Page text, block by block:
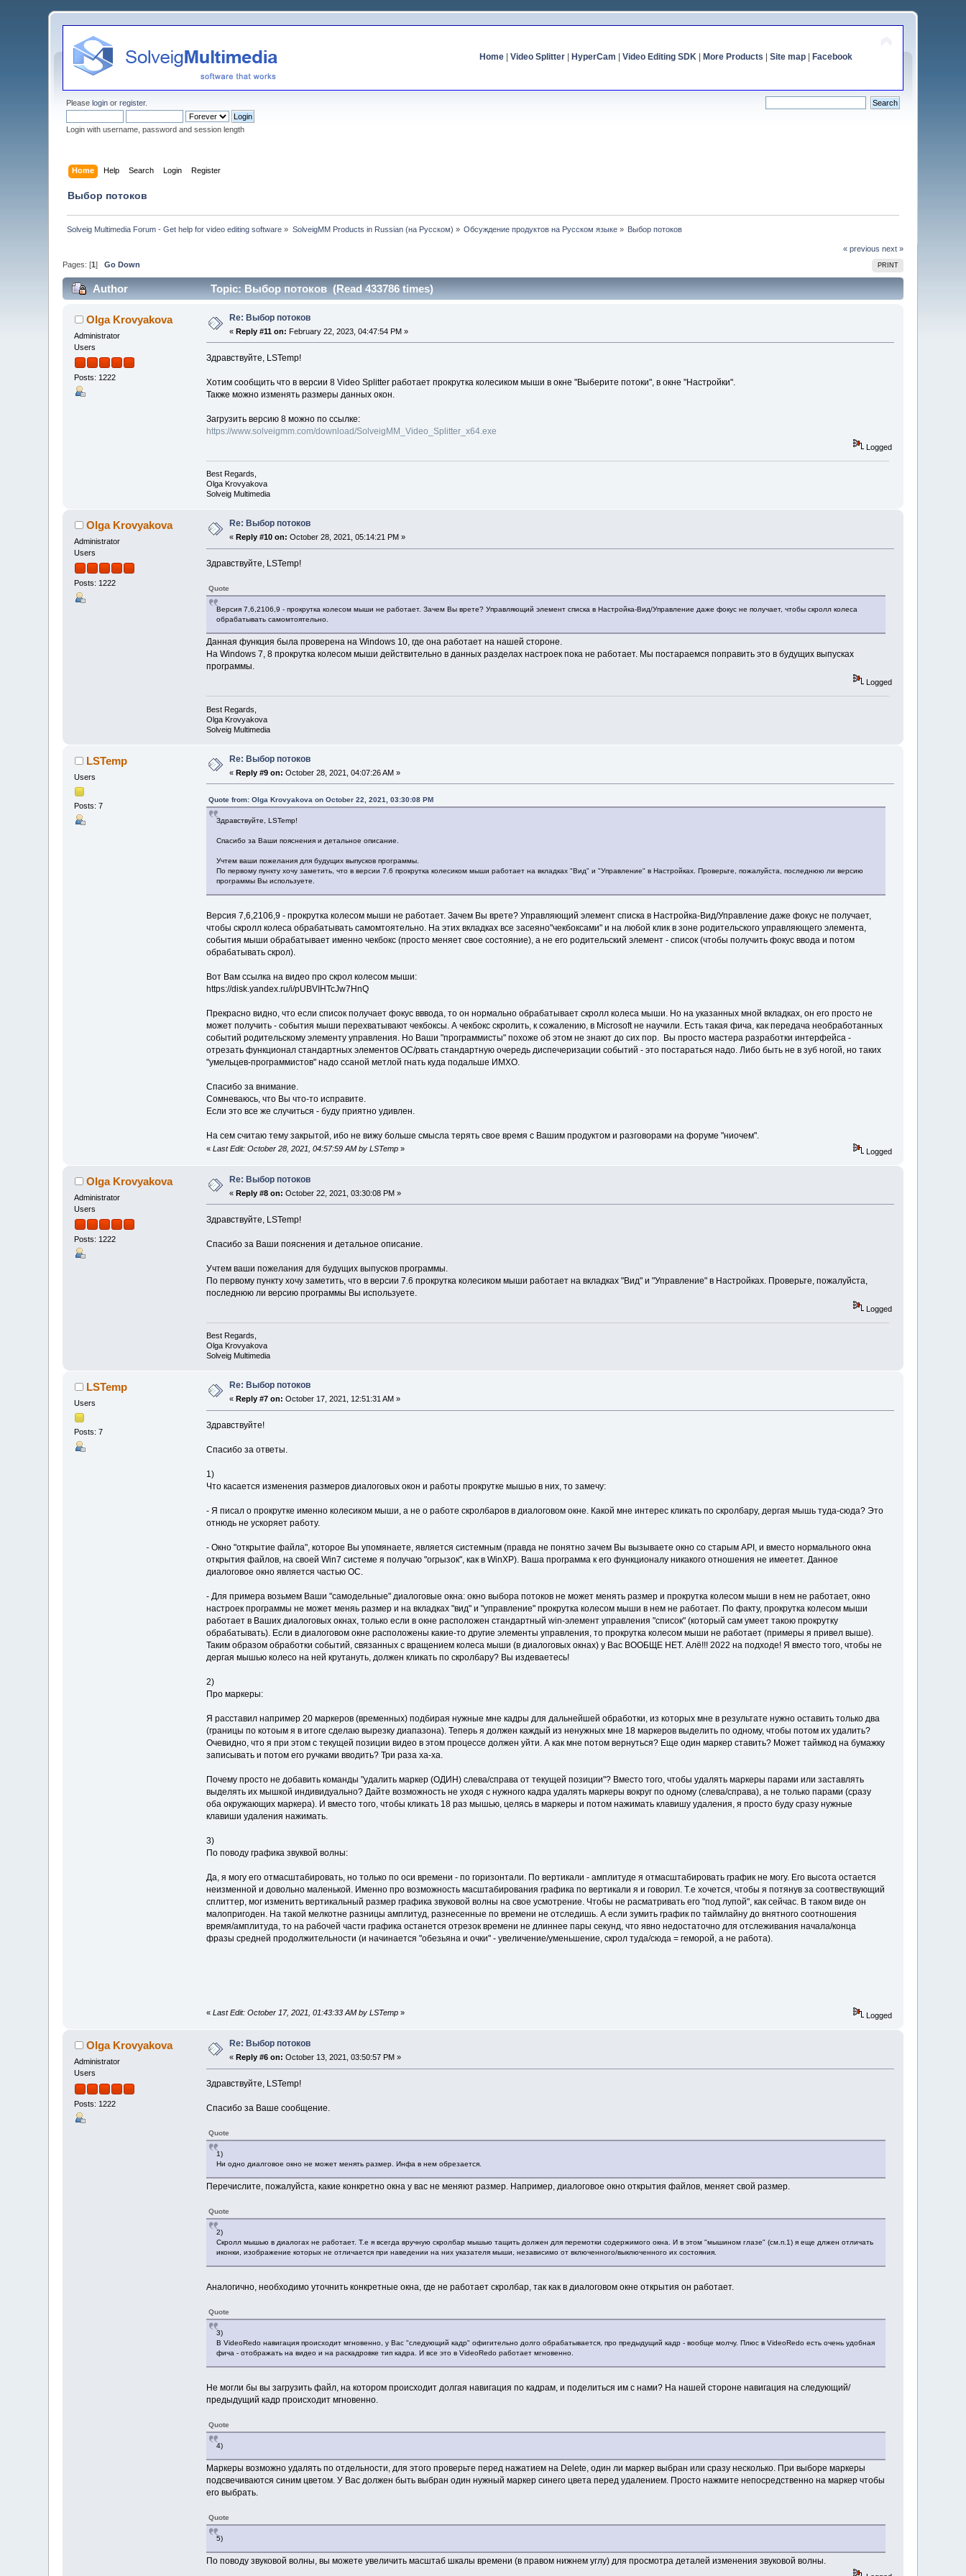
Home| Video Splitter| HyperCam Video Editing SDK| More Products Site map| Facebook
Pleaselogin orregister.
Login with username, password and session length
Home Help Search Login Register
Выбор потоков
Solveig Multimedia Forum - Get help for video editing software » SolveigMM Products in Russian (на Русском) » Обсуждение продуктов на Русском языке » Выбор потоков
« previous next »
PRINT
Pages: [1]Go Down
Author Topic: Выбор потоков (Read 433786 times)
Olga Krovyakova
Administrator
Users
Posts: 1222
Re: Выбор потоков
«Reply #11 on: February 22, 2023, 04:47:54 PM »
Здравствуйте, LSTemp!
Хотим сообщить что в версии 8 Video Splitter работает прокрутка колесиком мыши в окне "Выберите потоки", в окне "Настройки".
Также можно изменять размеры данных окон.
Загрузить версию 8 можно по ссылке:
https://www.solveigmm.com/download/SolveigMM_Video_Splitter_x64.exe
Logged
Best Regards,
Olga Krovyakova
Solveig Multimedia
Olga Krovyakova
Administrator
Users
Posts: 1222
Re: Выбор потоков
« Reply #10 on: October 28, 2021, 05:14:21 PM »
Здравствуйте, LSTemp!
Quote
Версия 7,6,2106,9 - прокрутка колесом мыши не работает. Зачем Вы врете? Управляющий элемент списка в Настройка-Вид/Управление даже фокус не получает, чтобы скролл колеса
обрабатывать самомтоятельно.
Данная функция была проверена на Windows 10, где она работает на нашей стороне.
На Windows 7, 8 прокрутка колесом мыши действительно в данных разделах настроек пока не работает. Мы постараемся поправить это в будущих выпусках
программы.
Logged
Best Regards,
Olga Krovyakova
Solveig Multimedia
LSTemp
Users
Posts: 7
Re: Выбор потоков
«Reply #9 on: October 28, 2021, 04:07:26 AM »
Quote from: Olga Krovyakova on October 22, 2021, 03:30:08 PM
Здравствуйте, LSTemp!
Спасибо за Ваши пояснения и детальное описание.
Учтем ваши пожелания для будущих выпусков программы.
По первому пункту хочу заметить, что в версии 7.6 прокрутка колесиком мыши работает на вкладках "Вид" и "Управление" в Настройках. Проверьте, пожалуйста, последнюю ли версию
программы Вы используете.
Версия 7,6,2106,9 - прокрутка колесом мыши не работает. Зачем Вы врете? Управляющий элемент списка в Настройка-Вид/Управление даже фокус не получает,
чтобы скролл колеса обрабатывать самомтоятельно. На этих вкладках все засеяно"чекбоксами" и на любой клик в зоне родительского управляющего элемента,
события мыши обрабатывает именно чекбокс (просто меняет свое состояние), а не его родительский элемент - список (чтобы получить фокус ввода и потом
обрабатывать скрол).
Вот Вам ссылка на видео про скрол колесом мыши:
https://disk.yandex.ru/i/pUBVIHTcJw7HnQ
Прекрасно видно, что если список получает фокус вввода, то он нормально обрабатывает скролл колеса мыши. Но на указанных мной вкладках, он его просто не
может получить - события мыши перехватывают чекбоксы. А чекбокс скролить, к сожалению, в Microsoft не научили. Есть такая фича, как передача необработанных
событий родительскому элементу управления. Но Ваши "программисты" похоже об этом не знают до сих пор. Вы просто мастера разработки интерфейса -
отрезать функционал стандартных элементов ОС/рвать стандартную очередь диспечеризации событий - это постараться надо. Либо быть не в зуб ногой, но таких
"умельцев-программистов" надо ссаной метлой гнать куда подальше ИМХО.
Спасибо за внимание.
Сомневаюсь, что Вы что-то исправите.
Если это все же случиться - буду приятно удивлен.
На сем считаю тему закрытой, ибо не вижу больше смысла терять свое время с Вашим продуктом и разговорами на форуме "ниочем".
« Last Edit: October 28, 2021, 04:57:59 AM by LSTemp» Logged
Olga Krovyakova
Administrator
Users
Posts: 1222
Re: Выбор потоков
«Reply #8 on: October 22, 2021, 03:30:08 PM »
Здравствуйте, LSTemp!
Спасибо за Ваши пояснения и детальное описание.
Учтем ваши пожелания для будущих выпусков программы.
По первому пункту хочу заметить, что в версии 7.6 прокрутка колесиком мыши работает на вкладках "Вид" и "Управление" в Настройках. Проверьте, пожалуйста,
последнюю ли версию программы Вы используете.
Logged
Best Regards,
Olga Krovyakova
Solveig Multimedia
LSTemp
Users
Posts: 7
Re: Выбор потоков
«Reply #7 on: October 17, 2021, 12:51:31 AM »
Здравствуйте!
Спасибо за ответы.
1)
Что касается изменения размеров диалоговых окон и работы прокрутке мышью в них, то замечу:
- Я писал о прокрутке именно колесиком мыши, а не о работе скролбаров в диалоговом окне. Какой мне интерес кликать по скролбару, дергая мышь туда-сюда? Это
отнюдь не ускоряет работу.
- Окно "открытие файла", которое Вы упомянаете, является системным (правда не понятно зачем Вы вызываете окно со старым API, и вместо нормального окна
открытия файлов, на своей Win7 системе я получаю "огрызок", как в WinXP). Ваша программа к его функционалу никакого отношения не имеетет. Данное
диалоговое окно является частью ОС.
- Для примера возьмем Ваши "самодельные" диалоговые окна: окно выбора потоков не может менять размер и прокрутка колесом мыши в нем не работает, окно
настроек программы не может меняь размер и на вкладках "вид" и "управление" прокрутка колесом мыши в нем не работает. По факту, прокрутка колесом мыши
работает в Ваших диалоговых окнах, только если в окне расположен стандартный win-элемент управления "список" (который сам умеет такою прокрутку
обрабатывать). Если в диалоговом окне расположены какие-то другие элементы управления, то прокрутка колесом мыши не работает (примеры я привел выше).
Таким образом обработки событий, связанных с вращением колеса мыши (в диалоговых окнах) у Вас ВООБЩЕ НЕТ. Алё!!! 2022 на подходе! Я вместо того, чтобы не
дергая мышью колесо на ней крутануть, должен кликать по скролбару? Вы издеваетесь!
2)
Про маркеры:
Я расставил например 20 маркеров (временных) подбирая нужные мне кадры для дальнейшей обработки, из которых мне в результате нужно оставить только два
(границы по котоым я в итоге сделаю вырезку диапазона). Теперь я должен каждый из ненужных мне 18 маркеров выделить по одному, чтобы потом их удалить?
Очевидно, что я при этом с текущей позиции видео в этом процессе должен уйти. А как мне потом вернуться? Еще один маркер ставить? Может таймкод на бумажку
записывать и потом его ручками вводить? Три раза ха-ха.
Почему просто не добавить команды "удалить маркер (ОДИН) слева/справа от текущей позиции"? Вместо того, чтобы удалять маркеры парами или заставлять
выделять их мышкой индивидуально? Дайте возможность не уходя с нужного кадра удалять маркеры вокруг по одному (слева/справа), а не только парами (сразу
оба окружающих маркера). И вместо того, чтобы кликать 18 раз мышью, целясь в маркеры и потом нажимать клавишу удаления, я просто буду сразу нужные
клавиши удаления нажимать.
3)
По поводу графика звуквой волны:
Да, я могу его отмасштабировать, но только по оси времени - по горизонтали. По вертикали - амплитуде я отмасштабировать график не могу. Его высота остается
неизменной и довольно маленькой. Именно про возможность масштабирования графика по вертикали я и говорил. Т.е хочется, чтобы я потянув за соотвествующий
сплиттер, мог изменить вертикальный размер графика звуковой волны на свое усмотрение. Чтобы не расматривать его "под лупой", как сейчас. В таком виде он
малопригоден. На такой мелкотне разницы амплитуд, разнесенные по времени не отследишь. А если зумить график по таймлайну до внятного соотношения
время/амплитуда, то на рабочей части графика останется отрезок времени не длиннее пары секунд, что явно недостаточно для отслеживания начала/конца
фразы средней продолжительности (и начинается "обезьяна и очки" - увеличение/уменьшение, скрол туда/сюда = геморой, а не работа).
« Last Edit: October 17, 2021, 01:43:33 AM by LSTemp» Logged
Olga Krovyakova
Administrator
Users
Posts: 1222
Re: Выбор потоков
« Reply #6 on: October 13, 2021, 03:50:57 PM »
Здравствуйте, LSTemp!
Спасибо за Ваше сообщение.
Quote
1)
Ни одно диалговое окно не может менять размер. Инфа в нем обрезается.
Перечислите, пожалуйста, какие конкретно окна у вас не меняют размер. Например, диалоговое окно открытия файлов, меняет свой размер.
Quote
2)
Скролл мышью в диалогах не работает. Т.е я всегда вручную скролбар мышью тащить должен для перемотки содержимого окна. И в этом "мышином глазе" (см.п.1) я еще длжен отличать
иконки, изображение которых не отличается при наведении на них указателя мыши, независимо от включенного/выключенного их состояния.
Аналогично, необходимо уточнить конкретные окна, где не работает скролбар, так как в диалоговом окне открытия он работает.
Quote
3)
В VideoRedo навигация происходит мгновенно, у Вас "следующий кадр" офигительно долго обрабатывается, про предыдущий кадр - вообще молчу. Плюс в VideoRedo есть очень удобная
фича - отображать на видео и на раскадровке тип кадра. И все это в VideoRedo работает мгновенно.
Не могли бы вы загрузить файл, на котором происходит долгая навигация по кадрам, и поделиться им с нами? На нашей стороне навигация на следующий/
предыдущий кадр происходит мгновенно.
Quote
4)
Маркеры возможно удалять по отдельности, для этого проверьте перед нажатием на Delete, один ли маркер выбран или сразу несколько. При выборе маркеры
подсвечиваются синим цветом. У Вас должен быть выбран один нужный маркер синего цвета перед удалением. Просто нажмите непосредственно на маркер чтобы
его выбрать.
Quote
5)
По поводу звуковой волны, вы можете увеличить масштаб шкалы времени (в правом нижнем углу) для просмотра деталей изменения звуковой волны.